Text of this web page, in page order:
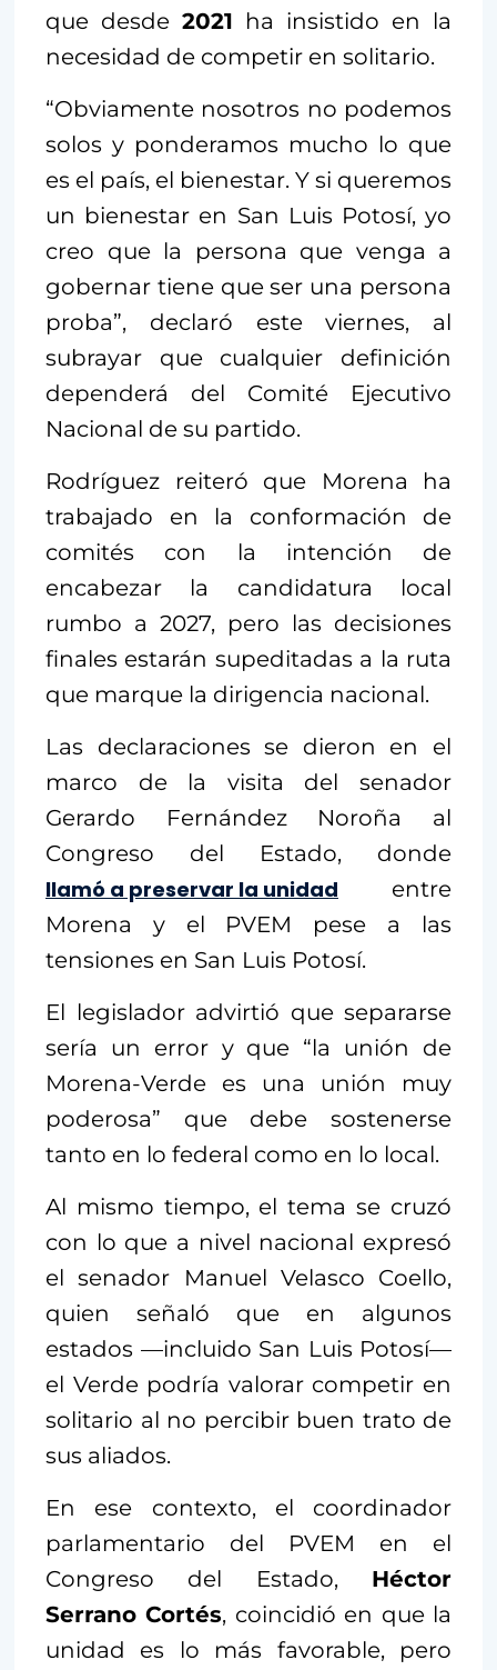
que desde 2021 ha insistido en la
necesidad de competir en solitario.
“Obviamente nosotros no podemos
solos y ponderamos mucho lo que
es el país, el bienestar. Y si queremos
un bienestar en San Luis Potosí, yo
creo que la persona que venga a
gobernar tiene que ser una persona
proba”, declaró este viernes, al
subrayar que cualquier definición
dependerá del Comité Ejecutivo
Nacional de su partido.
Rodríguez reiteró que Morena ha
trabajado en la conformación de
comités con la intención de
encabezar la candidatura local
rumbo a 2027, pero las decisiones
finales estarán supeditadas a la ruta
que marque la dirigencia nacional.
Las declaraciones se dieron en el
marco de la visita del senador
Gerardo Fernández Noroña al
Congreso del Estado, donde
llamó a preservar la unidad entre
Morena y el PVEM pese a las
tensiones en San Luis Potosí.
El legislador advirtió que separarse
sería un error y que “la unión de
Morena-Verde es una unión muy
poderosa” que debe sostenerse
tanto en lo federal como en lo local.
Al mismo tiempo, el tema se cruzó
con lo que a nivel nacional expresó
el senador Manuel Velasco Coello,
quien señaló que en algunos
estados —incluido San Luis Potosí—
el Verde podría valorar competir en
solitario al no percibir buen trato de
sus aliados.
En ese contexto, el coordinador
parlamentario del PVEM en el
Congreso del Estado, Héctor
Serrano Cortés, coincidió en que la
unidad es lo más favorable, pero